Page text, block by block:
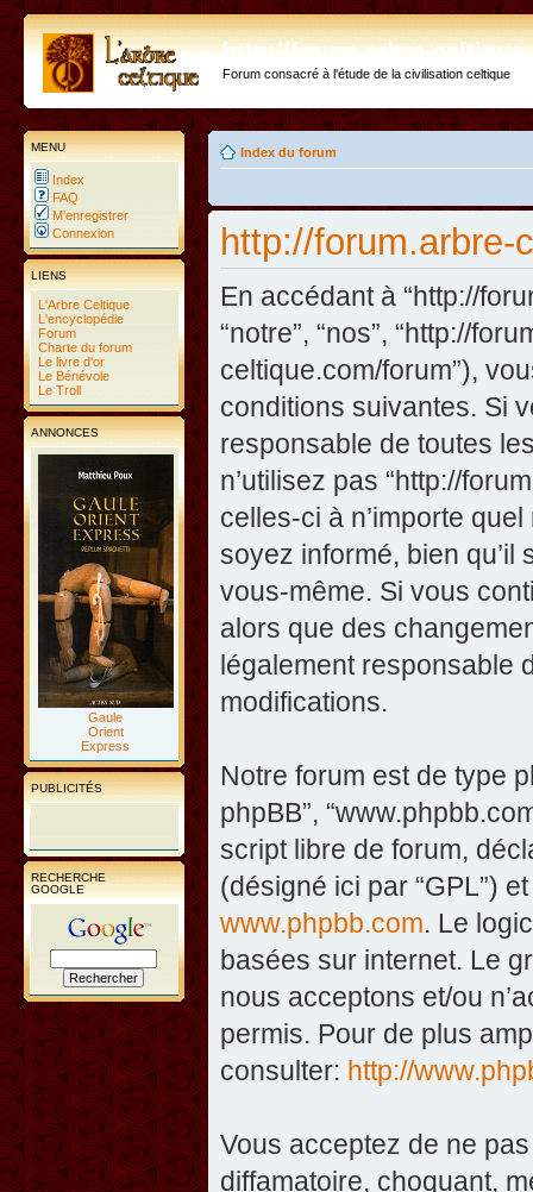
http://forum.arbre-
Forum consacré à l'étude de la civilisation celtique
MENU
Index
FAQ
M’enregistrer
Connexion
LIENS
L'Arbre Celtique
L'encyclopédie
Forum
Charte du forum
Le livre d'or
Le Bénévole
Le Troll
ANNONCES
Gaule
Orient
Express
PUBLICITÉS
RECHERCHE
GOOGLE
Index du forum
http://forum.arbre-
En accédant à “http://
“notre”, “nos”, “http://
celtique.com/forum”),
conditions suivantes. Si
responsable de toutes
n’utilisez pas “http://
celles-ci à n’importe
soyez informé, bien
vous-même. Si vous
alors que des
légalement responsable
modifications.
Notre forum est de type
phpBB”,
script libre de forum,
(désigné ici par “GPL”)
www.phpbb.com. Le
basées sur internet. Le
nous acceptons et/ou
permis. Pour de plus
consulter: http://
Vous acceptez de ne
diffamatoire, choquant,